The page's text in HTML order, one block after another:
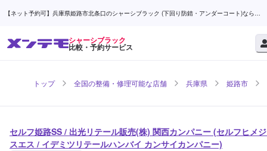
【ネット予約可】兵庫県姫路市北条口のシャーシブラック (下回り防錆・アンダーコート)ならセ
シャーシブラック
比較・予約サービス
トップ 全国の整備・修理可能な店舗 兵庫県 姫路市
セルフ姫路SS / 出光リテール販売(株) 関西カンパニー (セルフヒメ
スエス / イデミツリテールハンバイ カンサイカンパニー)